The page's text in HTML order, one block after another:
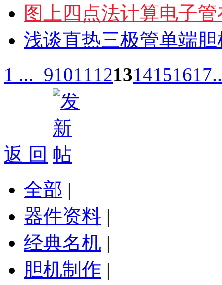
图上四点法计算电子
浅谈直热三极管单端
1 ... 91011121314151617
返 回
全部 |
器件资料 |
经典名机 |
胆机制作 |